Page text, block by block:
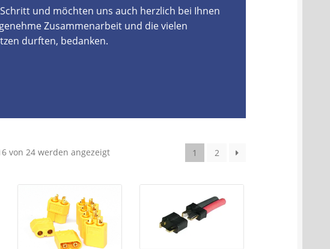
und möchten uns auch herzlich bei Ihnen
Zusammenarbeit und die vielen
durften, bedanken.
von 24 werden angezeigt 1 2